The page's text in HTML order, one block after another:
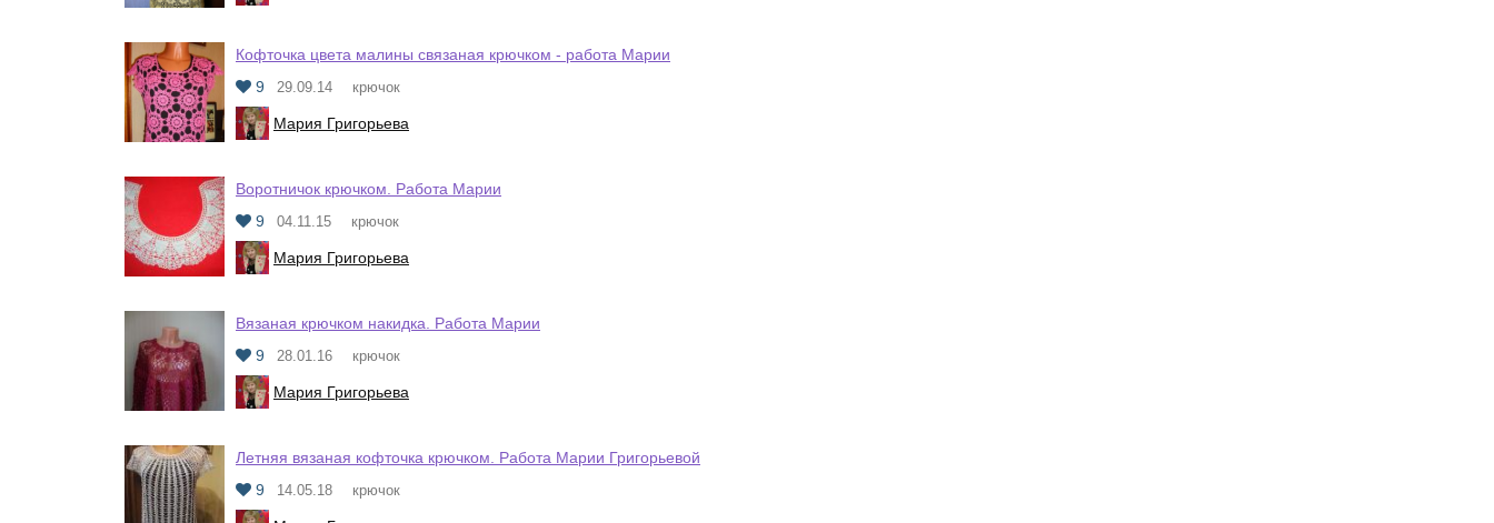
Кофточка цвета малины связаная крючком - работа Марии
9
29.09.14 крючок
Мария Григорьева
Воротничок крючком. Работа Марии
9
04.11.15 крючок
Мария Григорьева
Вязаная крючком накидка. Работа Марии
9
28.01.16 крючок
Мария Григорьева
Летняя вязаная кофточка крючком. Работа Марии Григорьевой
9
14.05.18 крючок